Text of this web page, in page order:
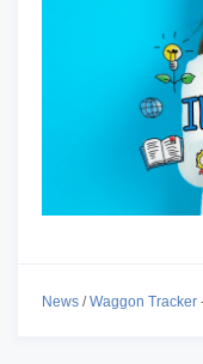
News /Waggon Tracker